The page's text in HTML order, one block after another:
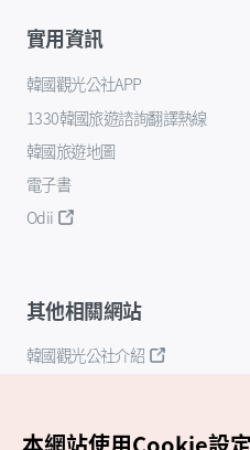
實用資訊
韓國觀光公社APP
1330韓國旅遊諮詢翻譯熱線
韓國旅遊地圖
電子書
Odii
其他相關網站
韓國觀光公社介紹